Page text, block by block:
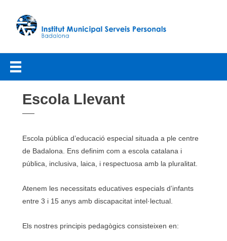
contingut
Escola Llevant
Escola pública d’educació especial situada a ple centre
de Badalona. Ens definim com a escola catalana i
pública, inclusiva, laica, i respectuosa amb la pluralitat.
Atenem les necessitats educatives especials d’infants
entre 3 i 15 anys amb discapacitat intel·lectual.
Els nostres principis pedagògics consisteixen en: